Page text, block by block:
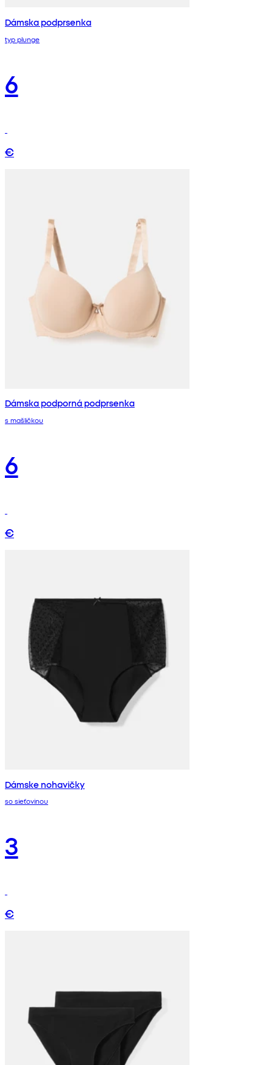
Dámska podprsenka
typ plunge
6
€
Dámska podporná podprsenka
s mašličkou
6
€
Dámske nohavičky
so sieťovinou
3
€